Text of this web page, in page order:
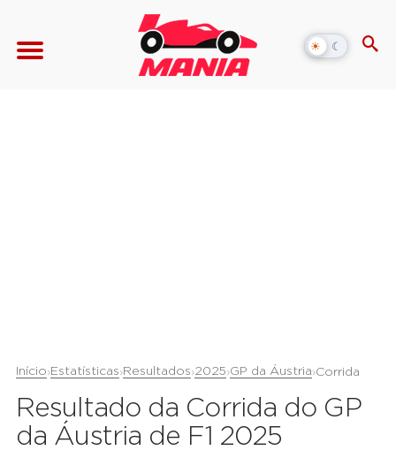
☀ ☾
Alternar
modo
Início›Estatísticas›Resultados›2025›GP da Áustria›Corrida
Resultado da Corrida do GP
da Áustria de F1 2025